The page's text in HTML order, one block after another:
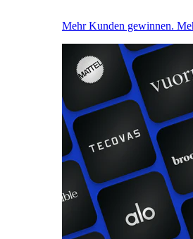
Mehr Kunden gewinnen.